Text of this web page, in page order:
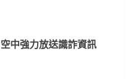
中強力放送識詐資訊